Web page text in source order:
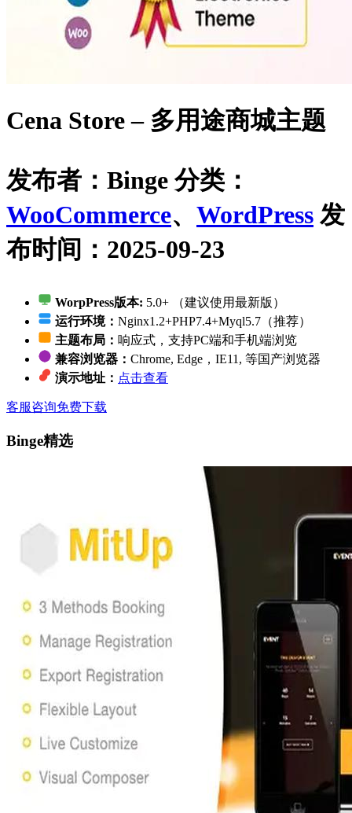
Cena Store – 多用途商城主题
发布者：Binge 分类：
WooCommerce、 WordPress 发
布时间：2025-09-23
WorpPress版本: 5.0+ （建议使用最新版）
运行环境： Nginx1.2+PHP7.4+Myql5.7（推荐）
主题布局： 响应式，支持PC端和手机端浏览
兼容浏览器： Chrome, Edge，IE11, 等国产浏览器
演示地址： 点击查看
客服咨询免费下载
Binge精选